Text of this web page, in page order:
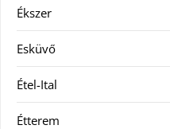
Ékszer
Esküvő
Étel-Ital
Étterem